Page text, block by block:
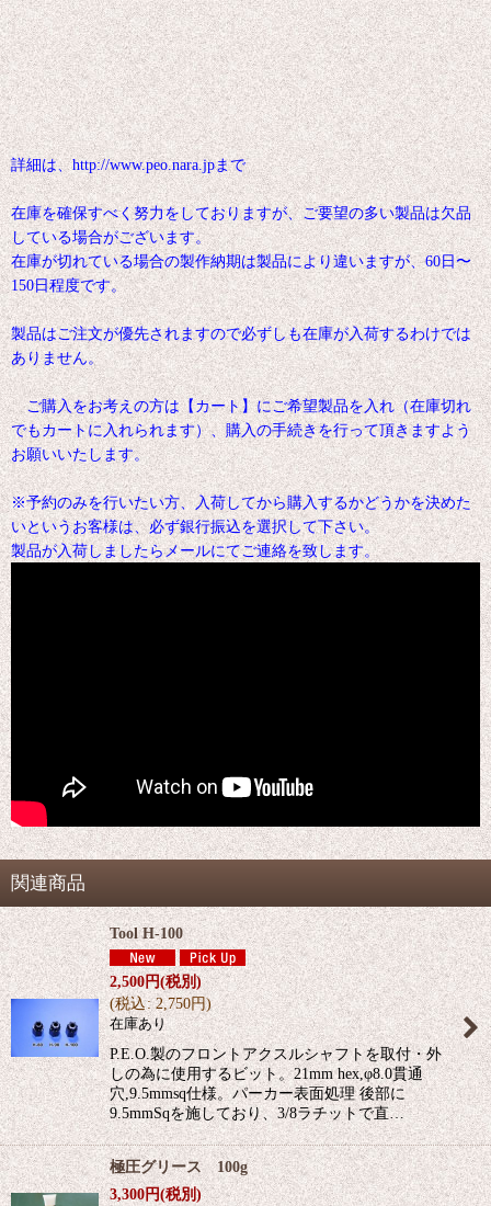
詳細は、http://www.peo.nara.jpまで
在庫を確保すべく努力をしておりますが、ご要望の多い製品は欠品
している場合がございます。
在庫が切れている場合の製作納期は製品により違いますが、60日〜
150日程度です。
製品はご注文が優先されますので必ずしも在庫が入荷するわけでは
ありません。
ご購入をお考えの方は【カート】にご希望製品を入れ（在庫切れ
でもカートに入れられます）、購入の手続きを行って頂きますよう
お願いいたします。
※予約のみを行いたい方、入荷してから購入するかどうかを決めた
いというお客様は、必ず銀行振込を選択して下さい。
製品が入荷しましたらメールにてご連絡を致します。
関連商品
Tool H-100
2,500円(税別)
(税込: 2,750円)
在庫あり
P.E.O.製のフロントアクスルシャフトを取付・外
しの為に使用するビット。21mm hex,φ8.0貫通
穴,9.5mmsq仕様。パーカー表面処理 後部に
9.5mmSqを施しており、3/8ラチットで直…
極圧グリース 100g
3,300円(税別)